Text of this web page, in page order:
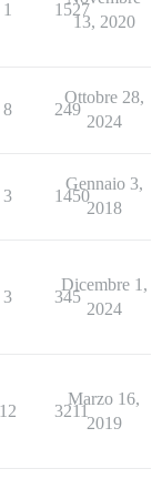
1 1527
13, 2020
8 249
Ottobre 28,
2024
3 1450
Gennaio 3,
2018
3 345
Dicembre 1,
2024
12 3211
Marzo 16,
2019